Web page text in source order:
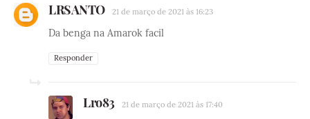
LRSANTO 21 de março de 2021 às 16:23
Da benga na Amarok facil
Responder
Lro83 21 de março de 2021 às 17:40